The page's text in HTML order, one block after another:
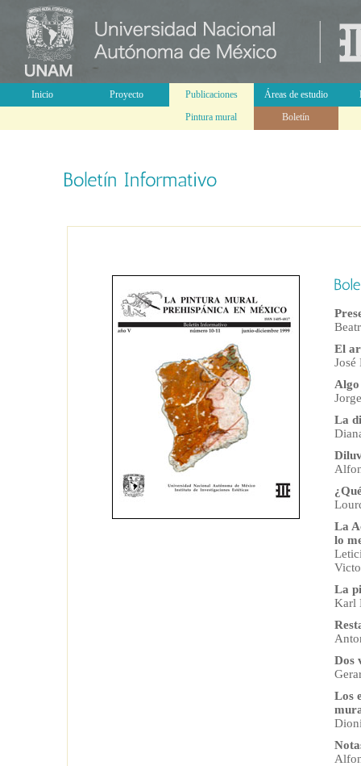
Inicio Proyecto
Publicaciones
Pintura mural
Boletín
Áreas de estudio
El
José
La
La
lo
La
Karl
Dos
Los